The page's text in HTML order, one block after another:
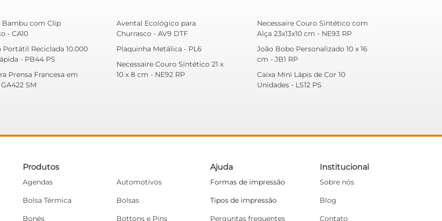
Bambu com Clip
- CA10
Portátil Reciclada 10.000
- PB44 PS
Prensa Francesa em
SM
Avental Ecológico para
Churrasco - AV9 DTF
Plaquinha Metálica - PL6
Necessaire Couro Sintético 21 x
10 x 8 cm - NE92 RP
Necessaire Couro Sintético com
Alça 23x13x10 cm - NE93 RP
João Bobo Personalizado 10 x 16
cm - JB1 RP
Caixa Mini Lápis de Cor 10
Unidades - LS12 PS
Produtos
Agendas
Bolsa Térmica
Bonés
Automotivos
Bolsas
Bottons e Pins
Ajuda
Formas de impressão
Tipos de impressão
Perguntas frequentes
Institucional
Sobre nós
Blog
Contato